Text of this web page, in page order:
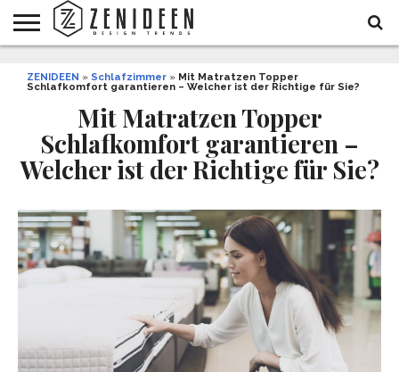
INNENDESIGN
ARCHITEKTUR
GARTEN
UND
LIFESTYLE
DEKO
&
DIY
STYLE
REZEPTE
GESUNDHEIT
WEIHNACHTEN
ZENIDEEN » Schlafzimmer » Mit Matratzen Topper
Schlafkomfort garantieren – Welcher ist der Richtige für Sie?
Mit Matratzen Topper
Schlafkomfort garantieren –
Welcher ist der Richtige für Sie?